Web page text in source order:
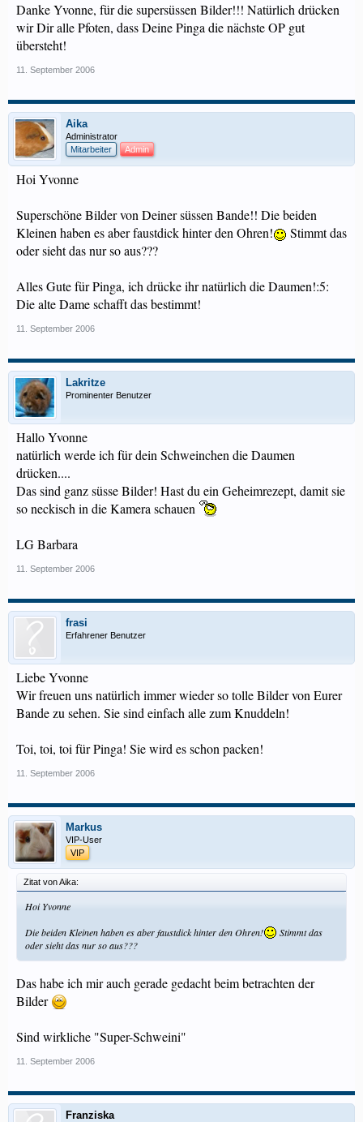
Danke Yvonne, für die supersüssen Bilder!!! Natürlich drücken
wir Dir alle Pfoten, dass Deine Pinga die nächste OP gut
übersteht!
11. September 2006
Aika
Administrator
Mitarbeiter
Admin
Hoi Yvonne
Superschöne Bilder von Deiner süssen Bande!! Die beiden
Kleinen haben es aber faustdick hinter den Ohren!
Stimmt das
oder sieht das nur so aus???
Alles Gute für Pinga, ich drücke ihr natürlich die Daumen!:5:
Die alte Dame schafft das bestimmt!
11. September 2006
Lakritze
Prominenter Benutzer
Hallo Yvonne
natürlich werde ich für dein Schweinchen die Daumen
drücken....
Das sind ganz süsse Bilder! Hast du ein Geheimrezept, damit sie
so neckisch in die Kamera schauen
LG Barbara
11. September 2006
frasi
Erfahrener Benutzer
Liebe Yvonne
Wir freuen uns natürlich immer wieder so tolle Bilder von Eurer
Bande zu sehen. Sie sind einfach alle zum Knuddeln!
Toi, toi, toi für Pinga! Sie wird es schon packen!
11. September 2006
Markus
VIP-User
VIP
Zitat von Aika:
Hoi Yvonne
Die beiden Kleinen haben es aber faustdick hinter den Ohren!
Stimmt das
oder sieht das nur so aus???
Das habe ich mir auch gerade gedacht beim betrachten der
Bilder
Sind wirkliche "Super-Schweini"
11. September 2006
Franziska